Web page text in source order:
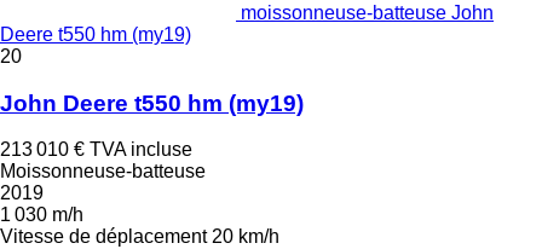
moissonneuse-batteuse John
Deere t550 hm (my19)
20
John Deere t550 hm (my19)
213 010 € TVA incluse
Moissonneuse-batteuse
2019
1 030 m/h
Vitesse de déplacement 20 km/h